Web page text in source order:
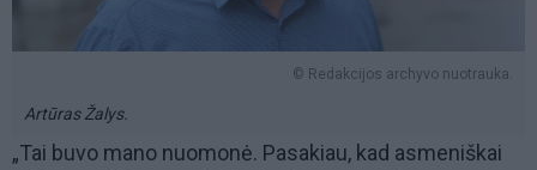
© Redakcijos archyvo nuotrauka.
Artūras Žalys.
„Tai buvo mano nuomonė. Pasakiau, kad asmeniškai